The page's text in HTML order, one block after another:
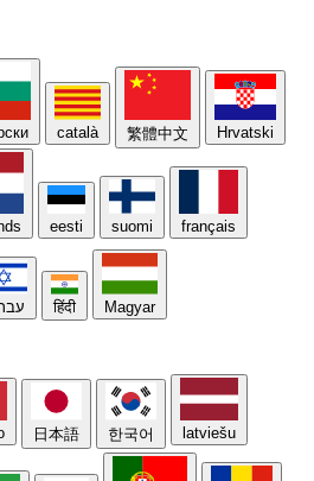
català 繁體中文 Hrvatski
eesti suomi français
हिंदी Magyar
日本語 한국어 latviešu